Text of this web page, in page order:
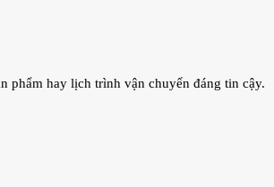
phẩm hay lịch trình vận chuyển đáng tin cậy.